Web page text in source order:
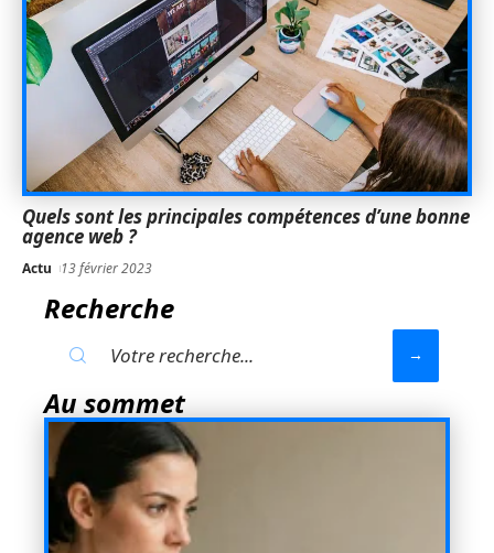
Quels sont les principales compétences d’une bonne
agence web ?
Actu 13 février 2023
Recherche
Au sommet